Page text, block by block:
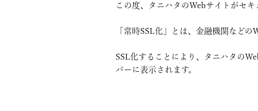
この度、タニハタのWebサイトがセ
「常時SSL化」とは、金融機関など
SSL化することにより、タニハタの
バーに表示されます。